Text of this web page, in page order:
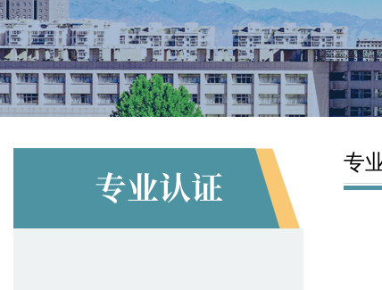
专业认证
专